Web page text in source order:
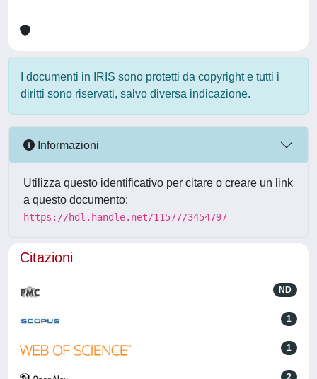
I documenti in IRIS sono protetti da copyright e tutti i
diritti sono riservati, salvo diversa indicazione.
Informazioni
Utilizza questo identificativo per citare o creare un link
a questo documento:
https://hdl.handle.net/11577/3454797
Citazioni
ND
1
1
2